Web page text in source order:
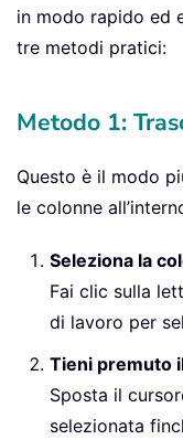
in modo rapido ed
tre metodi pratici:
Metodo 1:
Questo è il modo
le colonne
Seleziona la
Fai clic sulla
di lavoro per
Tieni premuto
Sposta il
selezionata